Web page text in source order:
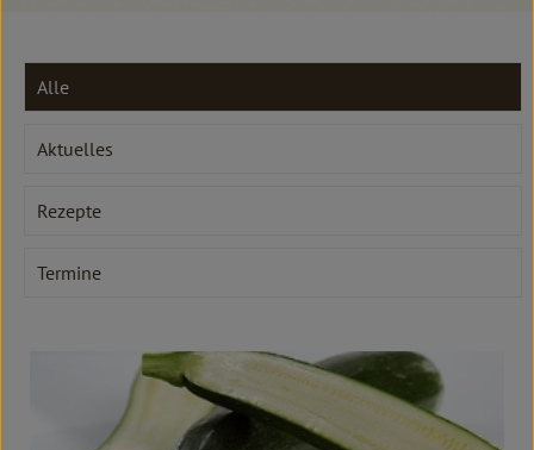
Süß & Pikant
Getränke
Alle
Aktuelles
Rezepte
Termine